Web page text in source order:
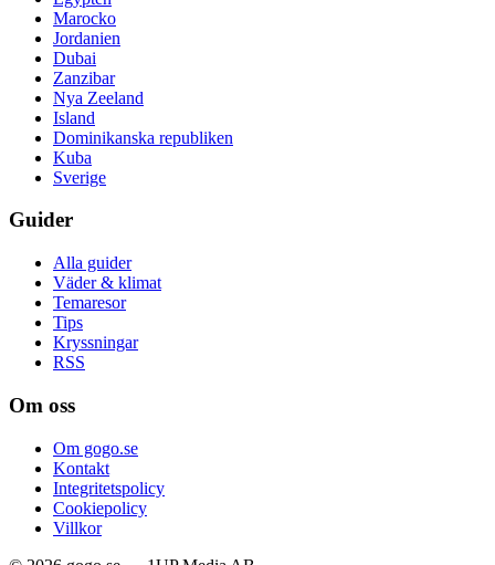
Marocko
Jordanien
Dubai
Zanzibar
Nya Zeeland
Island
Dominikanska republiken
Kuba
Sverige
Guider
Alla guider
Väder & klimat
Temaresor
Tips
Kryssningar
RSS
Om oss
Om gogo.se
Kontakt
Integritetspolicy
Cookiepolicy
Villkor